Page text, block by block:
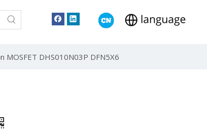
MOSFET DHS010N03P DFN5X6